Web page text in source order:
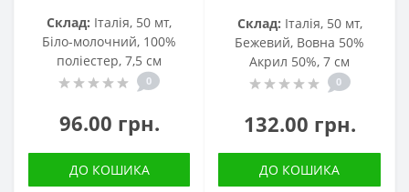
Склад: Італія, 50 мт,
Біло-молочний, 100%
поліестер, 7,5 см
0
96.00 грн.
ДО КОШИКА
Склад: Італія, 50 мт,
Бежевий, Вовна 50%
Акрил 50%, 7 см
0
132.00 грн.
ДО КОШИКА